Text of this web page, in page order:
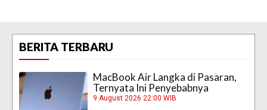
BERITA TERBARU
MacBook Air Langka di Pasaran,
Ternyata Ini Penyebabnya
9 August 2026 22:00 WIB